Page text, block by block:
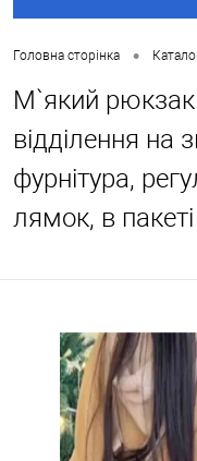
Головна сторінка •
М`який
відділення на
фурнітура,
лямок, в пакеті